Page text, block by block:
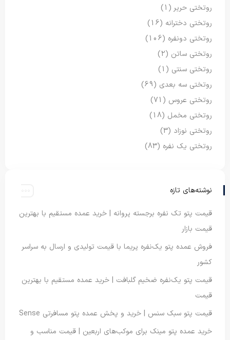
روتختی حریر (1)
روتختی دخترانه (16)
روتختی دونفره (106)
روتختی ساتن (2)
روتختی سنتی (1)
روتختی سه بعدی (69)
روتختی عروس (71)
روتختی مخمل (18)
روتختی نوزاد (3)
روتختی یک نفره (83)
نوشته‌های تازه
قیمت پتو تک نفره برجسته پروانه | خرید عمده مستقیم با بهترین
قیمت بازار
فروش عمده پتو یک‌نفره پریما با قیمت تولیدی و ارسال به سراسر
کشور
قیمت پتو یک‌نفره ضخیم گلبافت | خرید عمده مستقیم با بهترین
قیمت
قیمت پتو سبک سنس | خرید و پخش عمده پتو مسافرتی Sense
خرید عمده پتو مینک برای موکب‌های اربعین | قیمت مناسب و